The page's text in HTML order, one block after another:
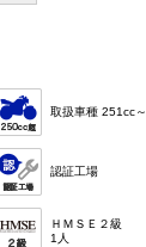
取扱車種 251cc～
認証工場
ＨＭＳＥ２級
1人